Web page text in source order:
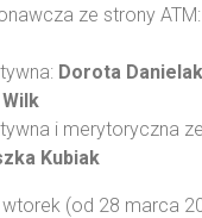
ze strony ATM:
Dorota Danielak
i merytoryczna
Kubiak
(od 28 marca